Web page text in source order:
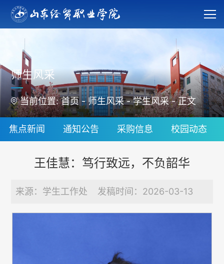
师生风采
当前位置:首页-师生风采-学生风采-正文
焦点新闻 通知公告 采购信息 校园动态
王佳慧：笃行致远，不负韶华
来源：学生工作处 发稿时间：2026-03-13